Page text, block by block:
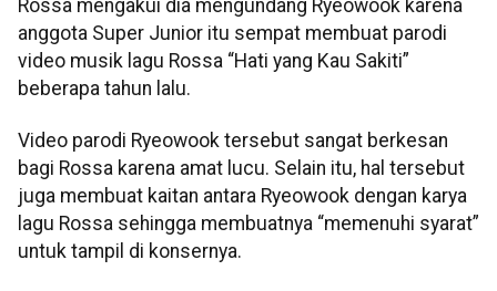
Rossa mengakui dia mengundang Ryeowook karena
anggota Super Junior itu sempat membuat parodi
video musik lagu Rossa “Hati yang Kau Sakiti”
beberapa tahun lalu.
Video parodi Ryeowook tersebut sangat berkesan
bagi Rossa karena amat lucu. Selain itu, hal tersebut
juga membuat kaitan antara Ryeowook dengan karya
lagu Rossa sehingga membuatnya “memenuhi syarat”
untuk tampil di konsernya.